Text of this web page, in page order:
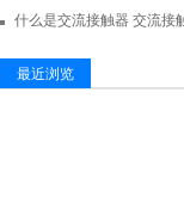
什么是交流接触器 交流接
最近浏览